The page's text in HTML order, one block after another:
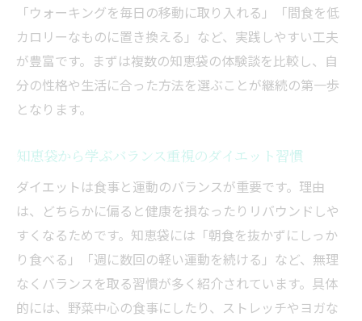
「ウォーキングを毎日の移動に取り入れる」「間食を低
カロリーなものに置き換える」など、実践しやすい工夫
が豊富です。まずは複数の知恵袋の体験談を比較し、自
分の性格や生活に合った方法を選ぶことが継続の第一歩
となります。
知恵袋から学ぶバランス重視のダイエット習慣
ダイエットは食事と運動のバランスが重要です。理由
は、どちらかに偏ると健康を損なったりリバウンドしや
すくなるためです。知恵袋には「朝食を抜かずにしっか
り食べる」「週に数回の軽い運動を続ける」など、無理
なくバランスを取る習慣が多く紹介されています。具体
的には、野菜中心の食事にしたり、ストレッチやヨガな